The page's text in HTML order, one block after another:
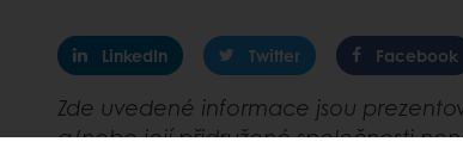
LinkedIn Twitter Facebook
Zde uvedené informace jsou
a/nebo její přidružené společnosti